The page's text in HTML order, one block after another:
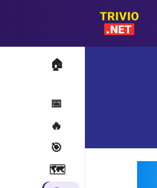
🏠
📅
🔥
🎯
🗺️